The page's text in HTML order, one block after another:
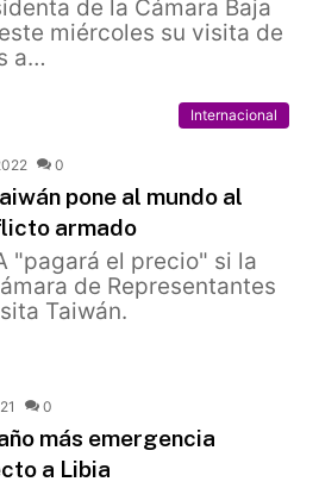
de la Cámara Baja
miércoles su visita de
a…
Internacional
0
pone al mundo al
armado
"pagará el precio" si la
de Representantes
Taiwán.
0
más emergencia
a Libia